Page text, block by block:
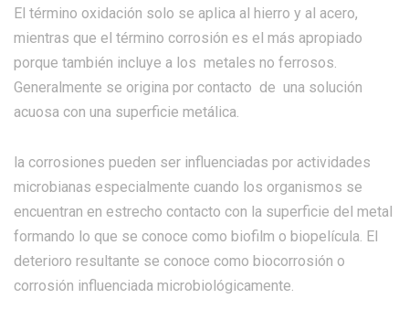
El término oxidación solo se aplica al hierro y al acero,
mientras que el término corrosión es el más apropiado
porque también incluye a los metales no ferrosos.
Generalmente se origina por contacto de una solución
acuosa con una superficie metálica.
la corrosiones pueden ser influenciadas por actividades
microbianas especialmente cuando los organismos se
encuentran en estrecho contacto con la superficie del metal
formando lo que se conoce como biofilm o biopelícula. El
deterioro resultante se conoce como biocorrosión o
corrosión influenciada microbiológicamente.